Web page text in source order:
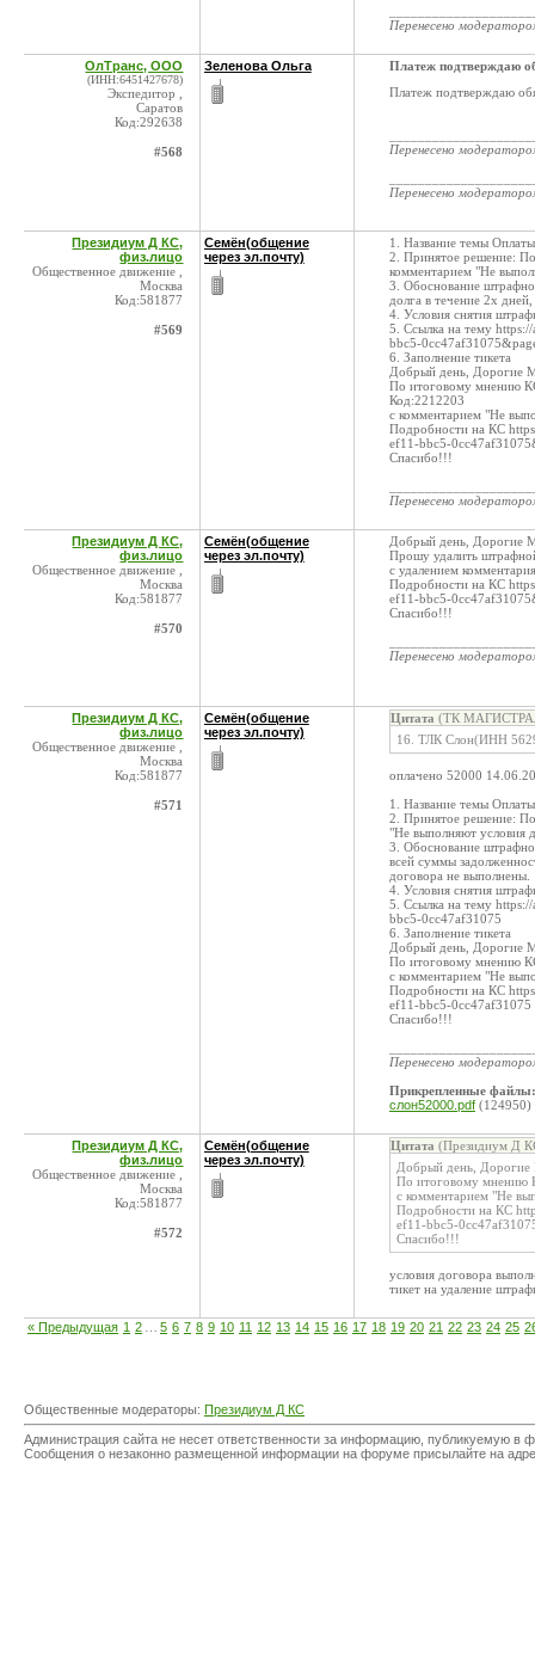
Перенесено
ОлТранс, ООО
(ИНН:6451427678)
Экспедитор ,
Саратов
Код:292638
#568
Зеленова Ольга
Платеж подтверждаю
Платеж подтверждаю
Перенесено
Перенесено
Президиум Д КС,
физ.лицо
Общественное движение ,
Москва
Код:581877
#569
Семён(общение
через эл.почту)
1. Название темы
2. Принятое решение:
комментарием "Не
3. Обоснование
долга в течение 2х
4. Условия снятия
5. Ссылка на тему
bbc5-
6. Заполнение тикета
Добрый день, Дорогие
По итоговому мнению
Код:2212203
с комментарием "Не
Подробности на КС
ef11-bbc5-
Спасибо!!!
Перенесено
Президиум Д КС,
физ.лицо
Общественное движение ,
Москва
Код:581877
#570
Семён(общение
через эл.почту)
Добрый день, Дорогие
Прошу удалить
с удалением
Подробности на КС
ef11-bbc5-
Спасибо!!!
Перенесено
Президиум Д КС,
физ.лицо
Общественное движение ,
Москва
Код:581877
#571
Семён(общение
через эл.почту)
Цитата (ТК
16. ТЛК Слон(ИНН
оплачено 52000
1. Название темы
2. Принятое решение:
"Не выполняют условия
3. Обоснование
всей суммы
договора не выполнены.
4. Условия снятия
5. Ссылка на тему
bbc5-0cc47af31075
6. Заполнение тикета
Добрый день, Дорогие
По итоговому мнению
с комментарием "Не
Подробности на КС
ef11-bbc5-0cc47af31075
Спасибо!!!
Перенесено
Прикрепленные файлы:
слон52000.pdf (124950)
Президиум Д КС,
физ.лицо
Общественное движение ,
Москва
Код:581877
#572
Семён(общение
через эл.почту)
Цитата (Президиум Д
Добрый день,
По итоговому мнению
с комментарием "Не
Подробности на КС
ef11-bbc5-
Спасибо!!!
условия договора
тикет на удаление
« Предыдущая 1 2 5 6 7 8 9 10 11 12 13 14 15 16 17 18 19 20 21 22 23 24 25
Общественные модераторы: Президиум Д КС
Администрация сайта не несет ответственности за информацию, публикуемую
Сообщения о незаконно размещенной информации на форуме присылайте на